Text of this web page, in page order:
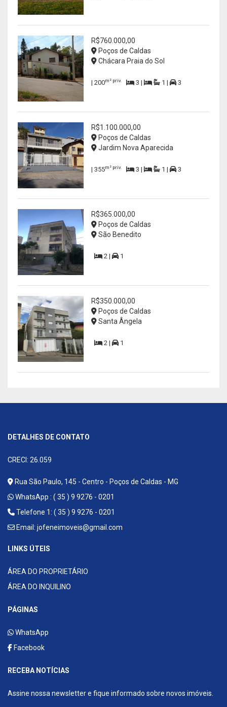
R$760.000,00
Poços de Caldas
Chácara Praia do Sol
| 200m² priv. 3 | 1 | 3
R$1.100.000,00
Poços de Caldas
Jardim Nova Aparecida
| 355m² priv. 3 | 1 | 3
R$365.000,00
Poços de Caldas
São Benedito
2 | 1
R$350.000,00
Poços de Caldas
Santa Ângela
2 | 1
DETALHES DE CONTATO
CRECI: 26.059
Rua São Paulo, 145 - Centro - Poços de Caldas - MG
WhatsApp : ( 35 ) 9 9276 - 0201
Telefone 1: ( 35 ) 9 9276 - 0201
Email: jofeneimoveis@gmail.com
LINKS ÚTEIS
ÁREA DO PROPRIETÁRIO
ÁREA DO INQUILINO
PÁGINAS
WhatsApp
Facebook
RECEBA NOTÍCIAS
Assine nossa newsletter e fique informado sobre novos imóveis.